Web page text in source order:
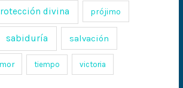
divina prójimo
sabiduría salvación
tiempo victoria